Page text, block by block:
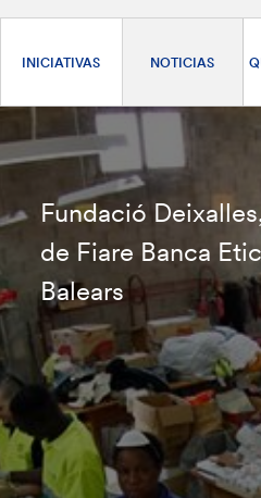
INICIATIVAS NOTICIAS
Fundació
de Fiare Banca
Balears